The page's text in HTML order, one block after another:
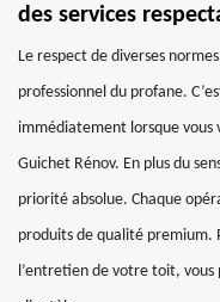
des services
Le respect de diverses
professionnel du profane.
immédiatement lorsque vous
Guichet Rénov. En plus du
priorité absolue. Chaque
produits de qualité premium.
l’entretien de votre toit, vous